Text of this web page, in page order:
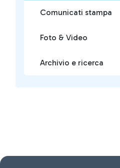
Comunicati stampa
Foto & Video
Archivio e ricerca